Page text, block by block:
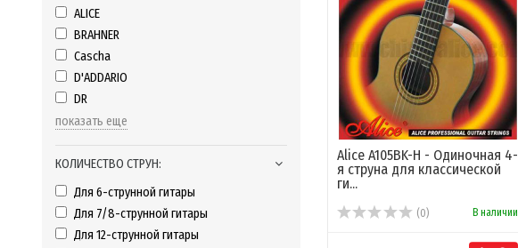
ALICE
BRAHNER
Cascha
D'ADDARIO
DR
показать еще
КОЛИЧЕСТВО СТРУН:
Для 6-струнной гитары
Для 7/8-струнной гитары
Для 12-струнной гитары
Alice A105BK-H - Одиночная 4-
я струна для классической
ги...
(0) В наличии